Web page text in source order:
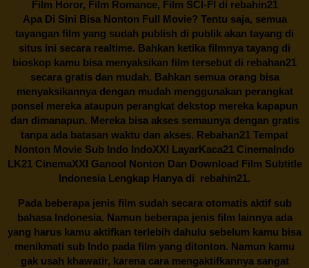
Film Horor, Film Romance, Film SCI-FI di rebahin21
Apa Di Sini Bisa Nonton Full Movie? Tentu saja, semua
tayangan film yang sudah publish di publik akan tayang di
situs ini secara realtime. Bahkan ketika filmnya tayang di
bioskop kamu bisa menyaksikan film tersebut di rebahan21
secara gratis dan mudah. Bahkan semua orang bisa
menyaksikannya dengan mudah menggunakan perangkat
ponsel mereka ataupun perangkat dekstop mereka kapapun
dan dimanapun. Mereka bisa akses semaunya dengan gratis
tanpa ada batasan waktu dan akses. Rebahan21 Tempat
Nonton Movie Sub Indo IndoXXI LayarKaca21 CinemaIndo
LK21 CinemaXXI Ganool Nonton Dan Download Film Subtitle
Indonesia Lengkap Hanya di rebahin21.
Pada beberapa jenis film sudah secara otomatis aktif sub
bahasa Indonesia. Namun beberapa jenis film lainnya ada
yang harus kamu aktifkan terlebih dahulu sebelum kamu bisa
menikmati sub Indo pada film yang ditonton. Namun kamu
gak usah khawatir, karena cara mengaktifkannya sangat